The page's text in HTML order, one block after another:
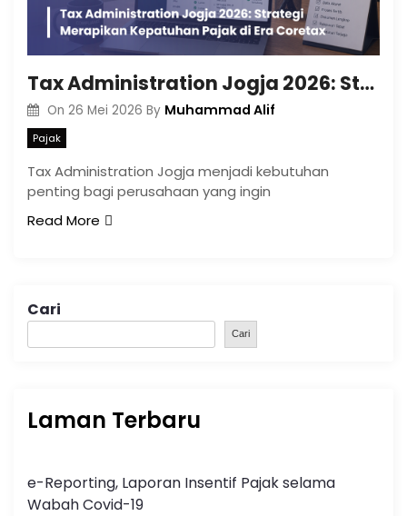
Tax Administration Jogja 2026: Strategi Merapikan Kepatuhan Pajak di Era Coretax
On 26 Mei 2026 By Muhammad Alif
Pajak
Tax Administration Jogja menjadi kebutuhan
penting bagi perusahaan yang ingin
Read More
Cari
Cari
Laman Terbaru
e-Reporting, Laporan Insentif Pajak selama
Wabah Covid-19